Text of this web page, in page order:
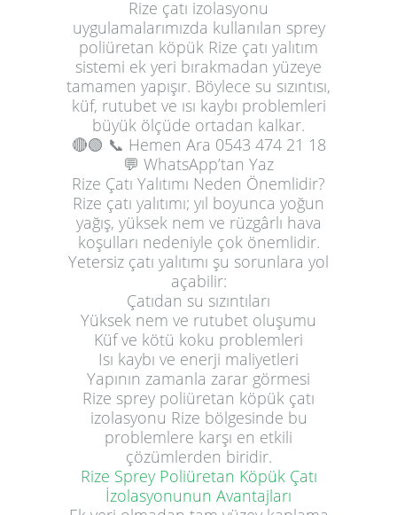
Rize çatı izolasyonu
uygulamalarımızda kullanılan sprey
poliüretan köpük Rize çatı yalıtım
sistemi ek yeri bırakmadan yüzeye
tamamen yapışır. Böylece su sızıntısı,
küf, rutubet ve ısı kaybı problemleri
büyük ölçüde ortadan kalkar.
🔴🟢 📞 Hemen Ara 0543 474 21 18
💬 WhatsApp’tan Yaz
Rize Çatı Yalıtımı Neden Önemlidir?
Rize çatı yalıtımı; yıl boyunca yoğun
yağış, yüksek nem ve rüzgârlı hava
koşulları nedeniyle çok önemlidir.
Yetersiz çatı yalıtımı şu sorunlara yol
açabilir:
Çatıdan su sızıntıları
Yüksek nem ve rutubet oluşumu
Küf ve kötü koku problemleri
Isı kaybı ve enerji maliyetleri
Yapının zamanla zarar görmesi
Rize sprey poliüretan köpük çatı
izolasyonu Rize bölgesinde bu
problemlere karşı en etkili
çözümlerden biridir.
Rize Sprey Poliüretan Köpük Çatı
İzolasyonunun Avantajları